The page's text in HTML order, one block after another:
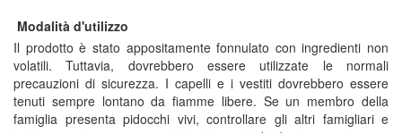
Modalità d'utilizzo
Il prodotto è stato appositamente fonnulato con ingredienti non
volatili. Tuttavia, dovrebbero essere utilizzate le normali
precauzioni di sicurezza. I capelli e i vestiti dovrebbero essere
tenuti sempre lontano da fiamme libere. Se un membro della
famiglia presenta pidocchi vivi, controllare gli altri famigliari e